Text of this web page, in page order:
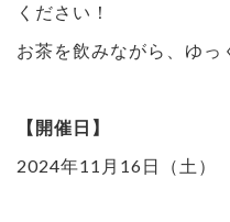
ください！
お茶を飲みながら、ゆっ
【開催日】
2024年11月16日（土）